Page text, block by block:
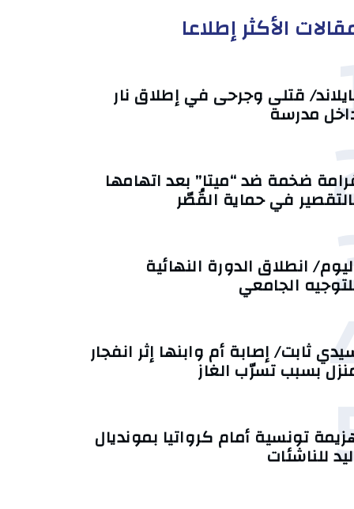
الأكثر إطلاعا
قتلى وجرحى في إطلاق نار
مدرسة
ضخمة ضد “ميتا” بعد اتهامها
في حماية القُصّر
انطلاق الدورة النهائية
الجامعي
ثابت/ إصابة أم وابنها إثر انفجار
بسبب تسرّب الغاز
تونسية أمام كرواتيا بمونديال
للناشئات